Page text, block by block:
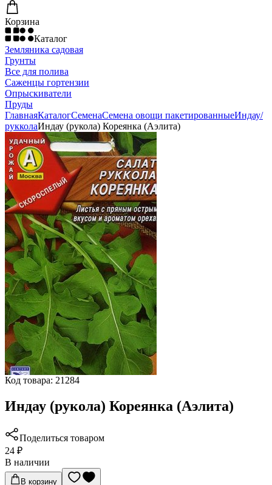
Корзина
Каталог
Земляника садовая
Грунты
Все для полива
Саженцы гортензии
Опрыскиватели
Пруды
ГлавнаяКаталогСеменаСемена овощи пакетированныеИндау/
рукколаИндау (рукола) Кореянка (Аэлита)
Код товара: 21284
Индау (рукола) Кореянка (Аэлита)
Поделиться товаром
24 ₽
В наличии
В корзину